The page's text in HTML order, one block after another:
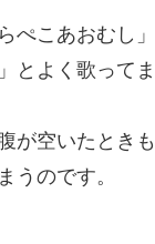
ぺこあおむし
とよく歌ってま
が空いたとき
うのです。